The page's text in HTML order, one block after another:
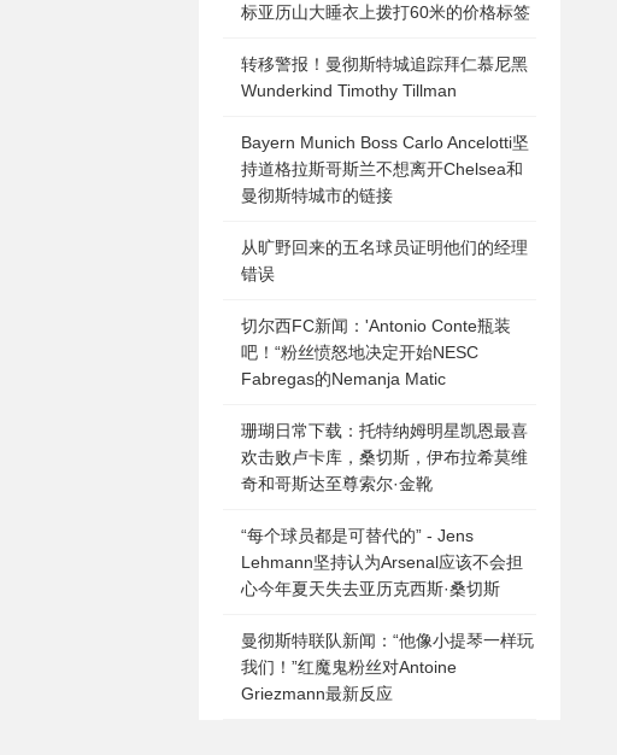
标亚历山大睡衣上拨打60米的价格标签
转移警报！曼彻斯特城追踪拜仁慕尼黑
Wunderkind Timothy Tillman
Bayern Munich Boss Carlo Ancelotti坚
持道格拉斯哥斯兰不想离开Chelsea和
曼彻斯特城市的链接
从旷野回来的五名球员证明他们的经理
错误
切尔西FC新闻：'Antonio Conte瓶装
吧！“粉丝愤怒地决定开始NESC
Fabregas的Nemanja Matic
珊瑚日常下载：托特纳姆明星凯恩最喜
欢击败卢卡库，桑切斯，伊布拉希莫维
奇和哥斯达至尊索尔·金靴
“每个球员都是可替代的” - Jens
Lehmann坚持认为Arsenal应该不会担
心今年夏天失去亚历克西斯·桑切斯
曼彻斯特联队新闻：“他像小提琴一样玩
我们！”红魔鬼粉丝对Antoine
Griezmann最新反应